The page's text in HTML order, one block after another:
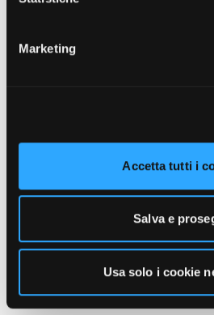
Marketing
Accetta tutti i
Salva e
Usa solo i cookie